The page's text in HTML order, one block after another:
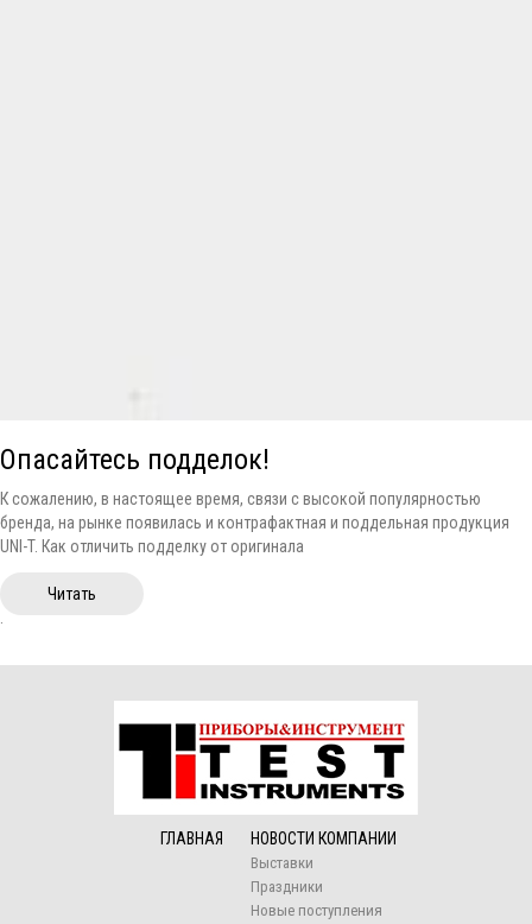
Опасайтесь подделок!
К сожалению, в настоящее время, связи с высокой популярностью
бренда, на рынке появилась и контрафактная и поддельная продукция
UNI-T. Как отличить подделку от оригинала
Читать
.
ГЛАВНАЯ НОВОСТИ КОМПАНИИ
Выставки
Праздники
Новые поступления